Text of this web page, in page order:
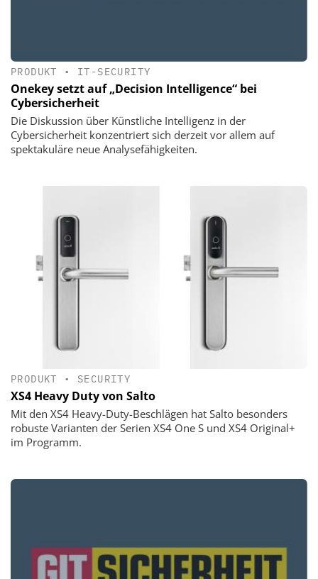
PRODUKT • IT-SECURITY
Onekey setzt auf „Decision Intelligence“ bei
Cybersicherheit
Die Diskussion über Künstliche Intelligenz in der
Cybersicherheit konzentriert sich derzeit vor allem auf
spektakuläre neue Analysefähigkeiten.
PRODUKT • SECURITY
XS4 Heavy Duty von Salto
Mit den XS4 Heavy-Duty-Beschlägen hat Salto besonders
robuste Varianten der Serien XS4 One S und XS4 Original+
im Programm.